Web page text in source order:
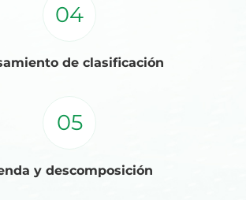
04
de clasificación
05
y descomposición